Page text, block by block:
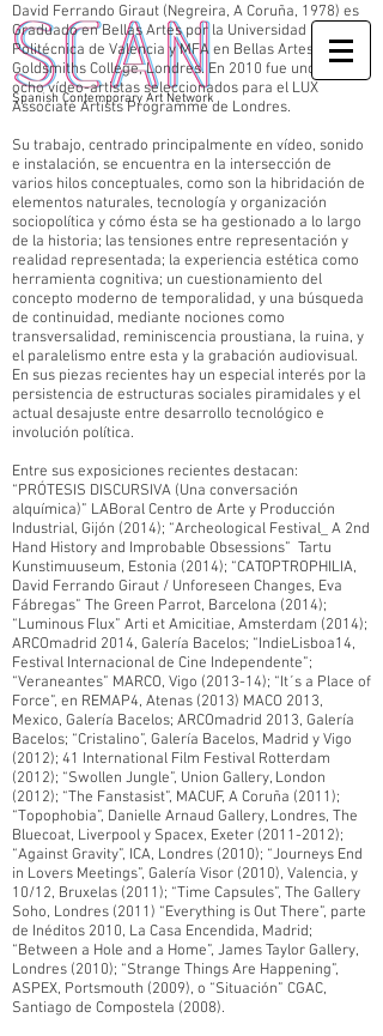
Spanish Contemporary Art Network
David Ferrando Giraut (Negreira, A Coruña, 1978) es
Graduado en Bellas Artes por la Universidad
Politécnica de Valencia y MFA en Bellas Artes por
Goldsmiths College, Londres. En 2010 fue uno de los
ocho vídeo-artistas seleccionados para el LUX
Associate Artists Programme de Londres.
Su trabajo, centrado principalmente en vídeo, sonido
e instalación, se encuentra en la intersección de
varios hilos conceptuales, como son la hibridación de
elementos naturales, tecnología y organización
sociopolítica y cómo ésta se ha gestionado a lo largo
de la historia; las tensiones entre representación y
realidad representada; la experiencia estética como
herramienta cognitiva; un cuestionamiento del
concepto moderno de temporalidad, y una búsqueda
de continuidad, mediante nociones como
transversalidad, reminiscencia proustiana, la ruina, y
el paralelismo entre esta y la grabación audiovisual.
En sus piezas recientes hay un especial interés por la
persistencia de estructuras sociales piramidales y el
actual desajuste entre desarrollo tecnológico e
involución política.
Entre sus exposiciones recientes destacan:
“PRÓTESIS DISCURSIVA (Una conversación
alquímica)” LABoral Centro de Arte y Producción
Industrial, Gijón (2014); “Archeological Festival_ A 2nd
Hand History and Improbable Obsessions” Tartu
Kunstimuuseum, Estonia (2014); “CATOPTROPHILIA,
David Ferrando Giraut / Unforeseen Changes, Eva
Fábregas” The Green Parrot, Barcelona (2014);
“Luminous Flux” Arti et Amicitiae, Amsterdam (2014);
ARCOmadrid 2014, Galería Bacelos; “IndieLisboa14,
Festival Internacional de Cine Independente”;
“Veraneantes” MARCO, Vigo (2013-14); “It´s a Place of
Force”, en REMAP4, Atenas (2013) MACO 2013,
Mexico, Galería Bacelos; ARCOmadrid 2013, Galería
Bacelos; “Cristalino”, Galería Bacelos, Madrid y Vigo
(2012); 41 International Film Festival Rotterdam
(2012); “Swollen Jungle”, Union Gallery, London
(2012); “The Fanstasist”, MACUF, A Coruña (2011);
“Topophobia”, Danielle Arnaud Gallery, Londres, The
Bluecoat, Liverpool y Spacex, Exeter (2011-2012);
“Against Gravity”, ICA, Londres (2010); “Journeys End
in Lovers Meetings”, Galería Visor (2010), Valencia, y
10/12, Bruxelas (2011); “Time Capsules”, The Gallery
Soho, Londres (2011) “Everything is Out There”, parte
de Inéditos 2010, La Casa Encendida, Madrid;
“Between a Hole and a Home”, James Taylor Gallery,
Londres (2010); “Strange Things Are Happening”,
ASPEX, Portsmouth (2009), o “Situación” CGAC,
Santiago de Compostela (2008).